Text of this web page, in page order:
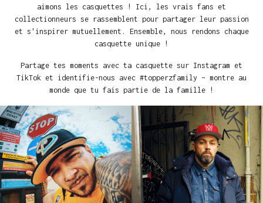
aimons les casquettes ! Ici, les vrais fans et
collectionneurs se rassemblent pour partager leur passion
et s'inspirer mutuellement. Ensemble, nous rendons chaque
casquette unique !
Partage tes moments avec ta casquette sur Instagram et
TikTok et identifie-nous avec #topperzfamily – montre au
monde que tu fais partie de la famille !